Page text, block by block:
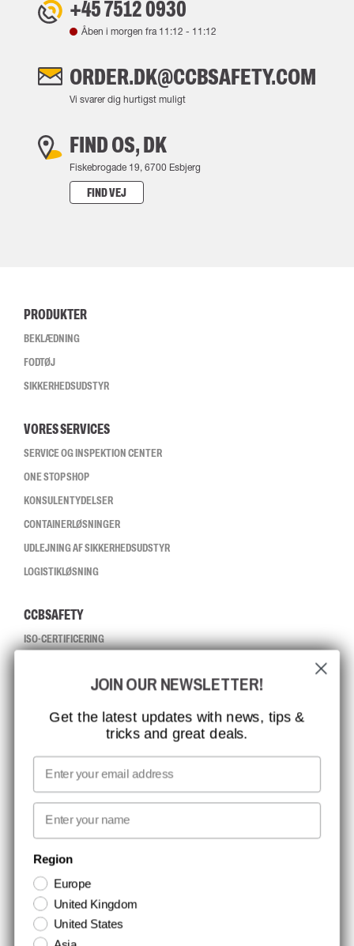
+45 7512 0930
Åben i morgen fra 11:12 - 11:12
ORDER.DK@CCBSAFETY.COM
Vi svarer dig hurtigst muligt
FIND OS, DK
Fiskebrogade 19, 6700 Esbjerg
FIND VEJ
PRODUKTER
BEKLÆDNING
FODTØJ
SIKKERHEDSUDSTYR
VORES SERVICES
SERVICE OG INSPEKTION CENTER
ONE STOP SHOP
KONSULENTYDELSER
CONTAINERLØSNINGER
UDLEJNING AF SIKKERHEDSUDSTYR
LOGISTIKLØSNING
CCBSAFETY
ISO-CERTIFICERING
MISSION, VISION OG VÆRDIER
KONTAKT
JOB HOS CCBSAFETY
MEDIA
VI TAGER ANSVAR
NYHEDSBREV TILMELDING
Hold dig opdateret med gode tilbud og produktnyheder. Din e-mail
opbevares sikkert og du kan til enhver tid
JOIN OUR NEWSLETTER!
Get the latest updates with news, tips &
tricks and great deals.
Email
First name
Region
Europe
United Kingdom
United States